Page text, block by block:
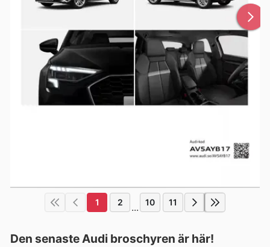
1 2 ... 10 11
Den senaste Audi broschyren är här!